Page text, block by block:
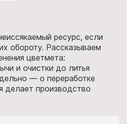
ресурс, если
обороту. Рассказываем
цветмета:
и очистки до литья
— о переработке
делает производство